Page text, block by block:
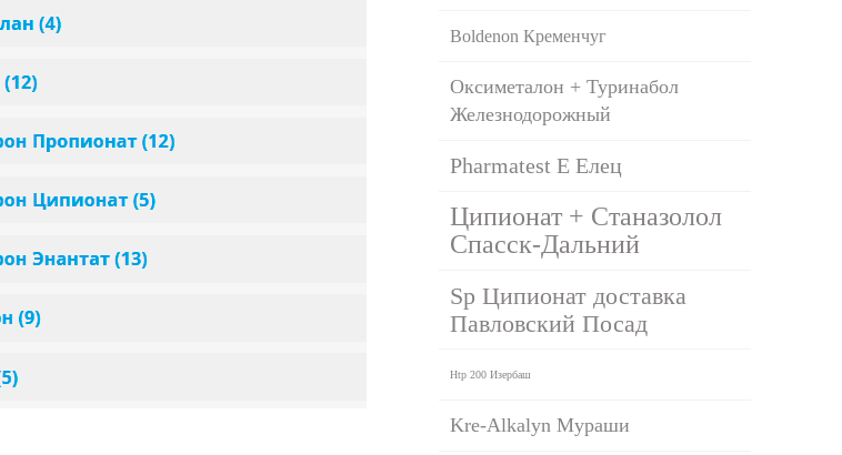
Boldenon Кременчуг
Оксиметалон + Туринабол
Железнодорожный
Pharmatest E Елец
Ципионат + Станазолол
Спасск-Дальний
Sp Ципионат доставка
Павловский Посад
Htp 200 Изербаш
Kre-Alkalyn Мураши